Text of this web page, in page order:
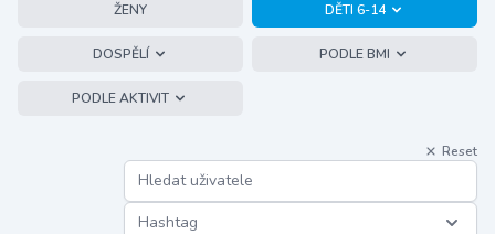
ŽENY DĚTI 6-14
DOSPĚLÍ PODLE BMI
PODLE AKTIVIT
Reset
Hashtag